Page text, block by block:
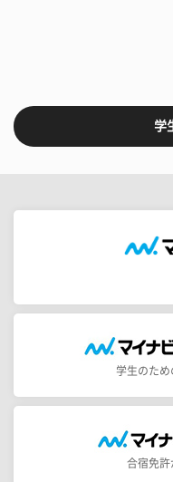
学
学生のため
合宿免許